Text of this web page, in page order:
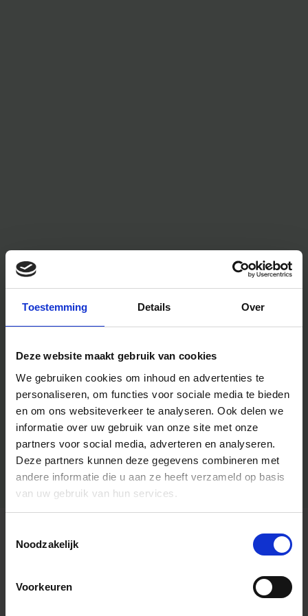
Toestemming Details Over
Deze website maakt gebruik van cookies
We gebruiken cookies om inhoud en advertenties te
personaliseren, om functies voor sociale media te bieden
en om ons websiteverkeer te analyseren. Ook delen we
informatie over uw gebruik van onze site met onze
partners voor social media, adverteren en analyseren.
Deze partners kunnen deze gegevens combineren met
andere informatie die u aan ze heeft verzameld op basis
van uw gebruik van hun services.
Noodzakelijk
Voorkeuren
Algemene informatie